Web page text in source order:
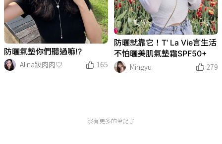
防曬氣墊你們聽過嘛!?
Alina妝肉肉♡
165
防曬就靠它！T‘ La Vie言生活
不怕曬美肌氣墊霜SPF50+
Mingyu
279
沒有更多的筆記了